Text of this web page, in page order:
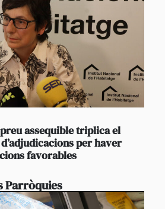
assequible triplica el
per haver
favorables
Parròquies